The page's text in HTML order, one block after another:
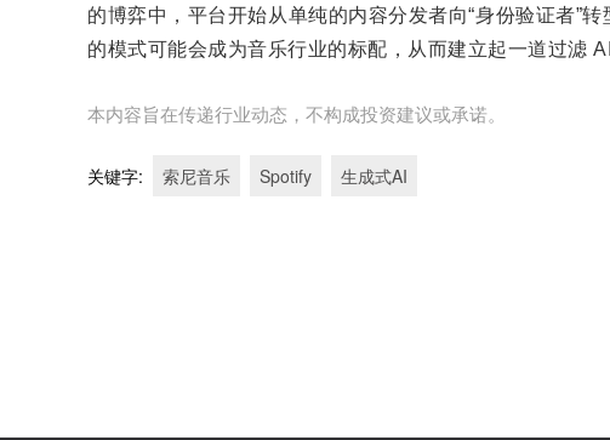
的博弈中，平台开始从单纯的内容分发者向“身份验证者”
的模式可能会成为音乐行业的标配，从而建立起一道过滤
本内容旨在传递行业动态，不构成投资建议或承诺。
关键字: 索尼音乐 Spotify 生成式AI